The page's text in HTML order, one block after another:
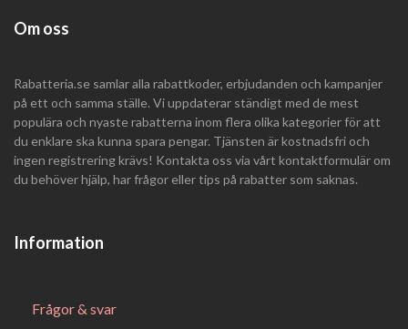
Om oss
Rabatteria.se samlar alla rabattkoder, erbjudanden och kampanjer
på ett och samma ställe. Vi uppdaterar ständigt med de mest
populära och nyaste rabatterna inom flera olika kategorier för att
du enklare ska kunna spara pengar. Tjänsten är kostnadsfri och
ingen registrering krävs! Kontakta oss via vårt kontaktformulär om
du behöver hjälp, har frågor eller tips på rabatter som saknas.
Information
Frågor & svar